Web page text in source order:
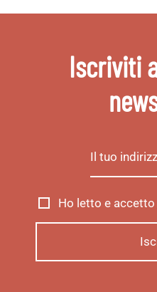
Iscriviti
Ho letto e accetto